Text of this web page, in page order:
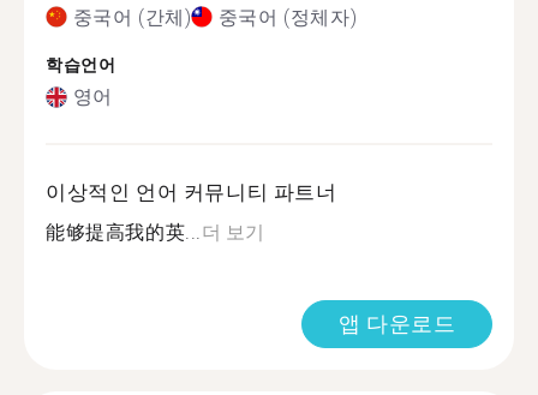
중국어 (간체) 중국어 (정체자)
학습언어
영어
이상적인 언어 커뮤니티 파트너
能够提高我的英...더 보기
앱 다운로드